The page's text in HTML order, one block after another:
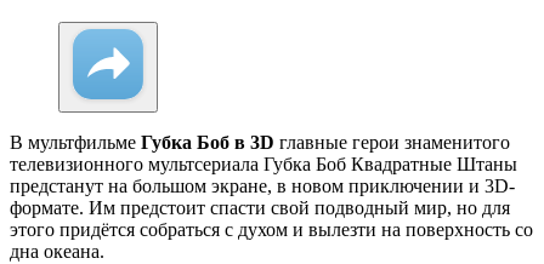
В мультфильме Губка Боб в 3D главные герои знаменитого
телевизионного мультсериала Губка Боб Квадратные Штаны
предстанут на большом экране, в новом приключении и 3D-
формате. Им предстоит спасти свой подводный мир, но для
этого придётся собраться с духом и вылезти на поверхность со
дна океана.